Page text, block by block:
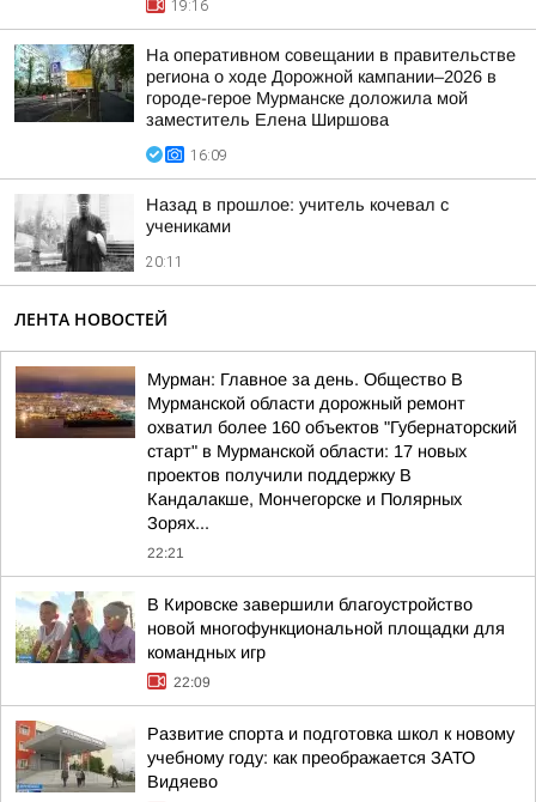
19:16
На оперативном совещании в правительстве
региона о ходе Дорожной кампании–2026 в
городе-герое Мурманске доложила мой
заместитель Елена Ширшова
16:09
Назад в прошлое: учитель кочевал с
учениками
20:11
ЛЕНТА НОВОСТЕЙ
Мурман: Главное за день. Общество В
Мурманской области дорожный ремонт
охватил более 160 объектов "Губернаторский
старт" в Мурманской области: 17 новых
проектов получили поддержку В
Кандалакше, Мончегорске и Полярных
Зорях...
22:21
В Кировске завершили благоустройство
новой многофункциональной площадки для
командных игр
22:09
Развитие спорта и подготовка школ к новому
учебному году: как преображается ЗАТО
Видяево